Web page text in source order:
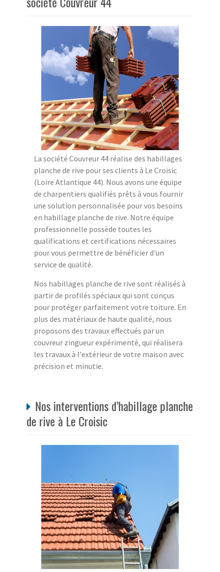
La société Couvreur 44 réalise des habillages
planche de rive pour ses clients à Le Croisic
(Loire Atlantique 44). Nous avons une équipe
de charpentiers qualifiés prêts à vous fournir
une solution personnalisée pour vos besoins
en habillage planche de rive. Notre équipe
professionnelle possède toutes les
qualifications et certifications nécessaires
pour vous permettre de bénéficier d'un
service de qualité.
Nos habillages planche de rive sont réalisés à
partir de profilés spéciaux qui sont conçus
pour protéger parfaitement votre toiture. En
plus des matériaux de haute qualité, nous
proposons des travaux effectués par un
couvreur zingueur expérimenté, qui réalisera
les travaux à l'extérieur de votre maison avec
précision et minutie.
Nos interventions d’habillage planche
de rive à Le Croisic